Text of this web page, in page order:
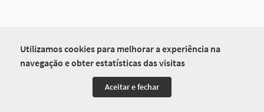
Utilizamos cookies para melhorar a experiência na
navegação e obter estatísticas das visitas
Aceitar e fechar